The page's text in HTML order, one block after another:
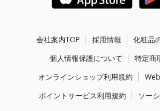
会社案内TOP 採用情報
化粧品
個人情報保護について
特定商
オンラインショップ利用規約
ポイントサービス利用規約
ソー